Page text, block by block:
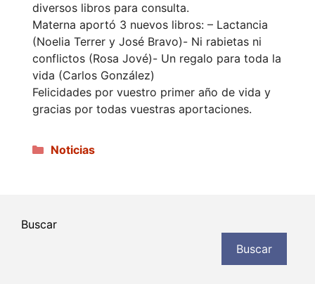
diversos libros para consulta.
Materna aportó 3 nuevos libros: – Lactancia
(Noelia Terrer y José Bravo)- Ni rabietas ni
conflictos (Rosa Jové)- Un regalo para toda la
vida (Carlos González)
Felicidades por vuestro primer año de vida y
gracias por todas vuestras aportaciones.
Categorías
Noticias
Buscar
Buscar